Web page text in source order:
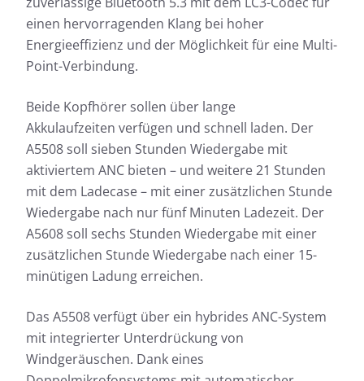
einen hervorragenden Klang bei hoher
Energieeffizienz und der Möglichkeit für eine Multi-
Point-Verbindung.
Beide Kopfhörer sollen über lange
Akkulaufzeiten verfügen und schnell laden. Der
A5508 soll sieben Stunden Wiedergabe mit
aktiviertem ANC bieten – und weitere 21 Stunden
mit dem Ladecase – mit einer zusätzlichen Stunde
Wiedergabe nach nur fünf Minuten Ladezeit. Der
A5608 soll sechs Stunden Wiedergabe mit einer
zusätzlichen Stunde Wiedergabe nach einer 15-
minütigen Ladung erreichen.
Das A5508 verfügt über ein hybrides ANC-System
mit integrierter Unterdrückung von
Windgeräuschen. Dank eines